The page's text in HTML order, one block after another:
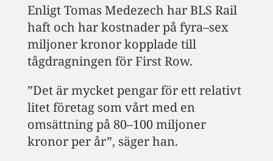
Enligt Tomas Medezech har BLS Rail
haft och har kostnader på fyra–sex
miljoner kronor kopplade till
tågdragningen för First Row.
”Det är mycket pengar för ett relativt
litet företag som vårt med en
omsättning på 80–100 miljoner
kronor per år”, säger han.